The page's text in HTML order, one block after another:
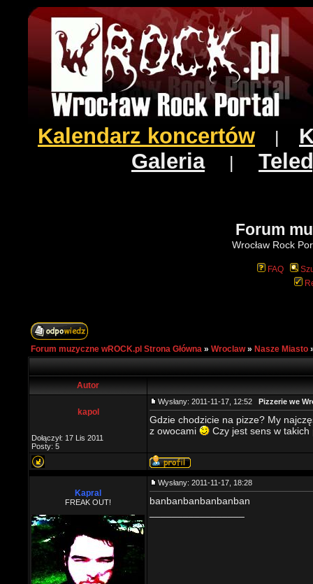
Kalendarz koncertów
Galeria|
Forum
Wrocław Rock
FAQ
Forum muzyczne wROCK.pl Strona Główna » Wroclaw» Nasze Miasto
Autor
kapol
Dołączył: 17 Lis 2011
Posty: 5
Wysłany: 2011-11-17, 12:52 Pizzerie we
Gdzie chodzicie na pizze? My
z owocami
Czy jest sens w
Kapral
FREAK OUT!
Wysłany: 2011-11-17, 18:28
banbanbanbanbanban